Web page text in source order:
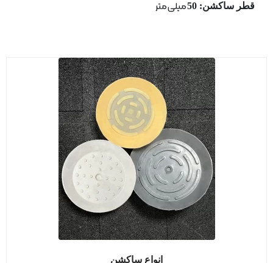
قطر ساكشن: 50 میلی متر
انواع ساکشن